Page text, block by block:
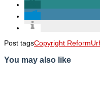
Post tagsCopyright Reform
You may also like